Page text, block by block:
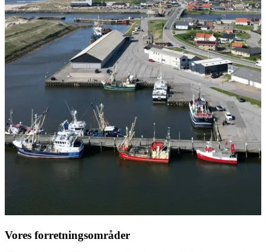
Vores forretningsområder